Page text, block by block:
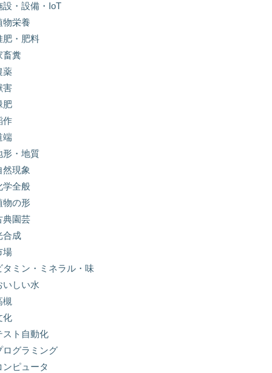
設・設備・IoT
物栄養
肥・肥料
畜糞
薬
害
肥
作
端
形・地質
然現象
学全般
物の形
典園芸
合成
場
タミン・ミネラル・味
いしい水
槻
化
スト自動化
ログラミング
ンピュータ